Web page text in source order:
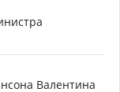
Валентина